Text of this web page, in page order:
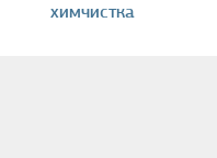
химчистка